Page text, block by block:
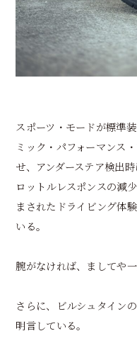
スポーツ・モードが標準
ミック・パフォーマンス
せ、アンダーステア検出
ロットルレスポンスの減
まされたドライビング体
いる。
腕がなければ、ましてや
さらに、ビルシュタイン
明言している。